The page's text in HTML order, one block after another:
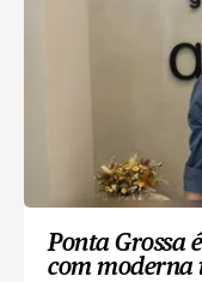
Ponta Grossa
com moderna